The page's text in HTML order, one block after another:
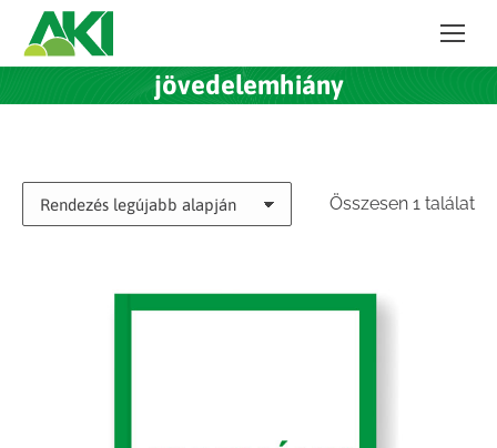
jövedelemhiány
Összesen 1 találat